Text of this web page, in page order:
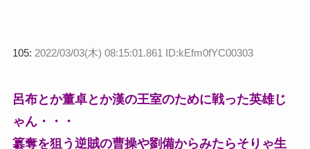
105: 2022/03/03(木) 08:15:01.861 ID:kEfm0fYC00303
呂布とか董卓とか漢の王室のために戦った英雄じ
ゃん・・・
簒奪を狙う逆賊の曹操や劉備からみたらそりゃ生